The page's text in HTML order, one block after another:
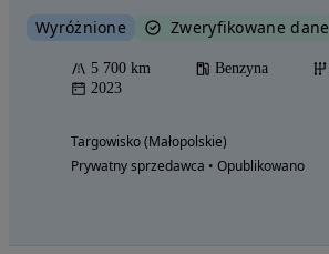
Wyróżnione Zweryfikowane dane
5 700 km Benzyna
2023
Targowisko (Małopolskie)
Prywatny sprzedawca • Opublikowano